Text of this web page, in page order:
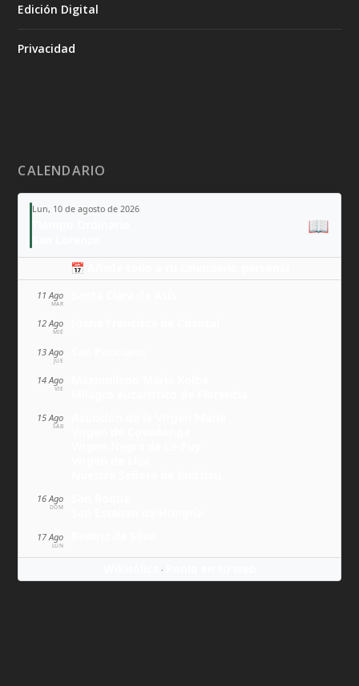
Edición Digital
Privacidad
CALENDARIO
Lun, 10 de agosto de 2026
📖
📅 Añade todo a tu calendario personal
11 Ago
MAR
12 Ago
MIÉ
13 Ago
JUE
14 Ago
VIE
15 Ago
SÁB
16 Ago
DOM
17 Ago
LUN
·